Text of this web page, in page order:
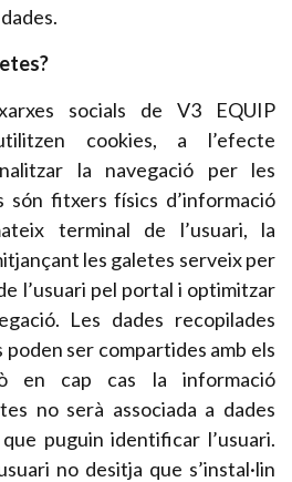
socials de V3 EQUIP
cookies, a l’efecte
la navegació per les
són fitxers físics d’informació
terminal de l’usuari, la
les galetes serveix per
l’usuari pel portal i optimitzar
Les dades recopilades
ser compartides amb els
en cap cas la informació
no serà associada a dades
puguin identificar l’usuari.
no desitja que s’instal·lin